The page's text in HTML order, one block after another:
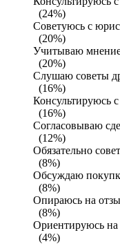
(24%)
Советуюсь с
(20%)
Учитываю
(20%)
Слушаю советы
(16%)
Консультируюсь
(16%)
Согласовываю
(12%)
Обязательно
(8%)
Обсуждаю
(8%)
Опираюсь на
(8%)
Ориентируюсь на
(4%)